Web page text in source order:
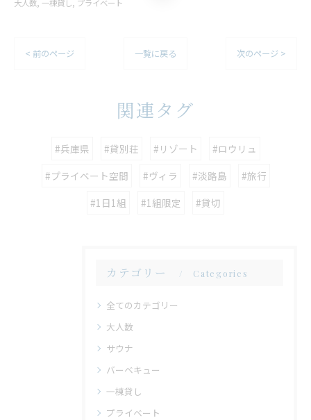
大人数 一棟貸し プライベート
< 前のページ 一覧に戻る 次のページ >
関連タグ
#兵庫県 #貸別荘 #リゾート
#ロウリュ
#プライベート空間
#ヴィラ #淡路島
#旅行
#1日1組
#1組限定 #貸切
カテゴリー Categories
全てのカテゴリー
大人数
サウナ
バーベキュー
一棟貸し
プライベート